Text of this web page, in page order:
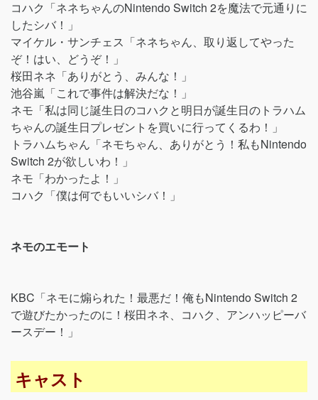
コハク「ネネちゃんのNintendo Switch 2を魔法で元通りに
したシバ！」
マイケル・サンチェス「ネネちゃん、取り返してやった
ぞ！はい、どうぞ！」
桜田ネネ「ありがとう、みんな！」
池谷嵐「これで事件は解決だな！」
ネモ「私は同じ誕生日のコハクと明日が誕生日のトラハム
ちゃんの誕生日プレゼントを買いに行ってくるわ！」
トラハムちゃん「ネモちゃん、ありがとう！私もNintendo
Switch 2が欲しいわ！」
ネモ「わかったよ！」
コハク「僕は何でもいいシバ！」
ネモのエモート
KBC「ネモに煽られた！最悪だ！俺もNintendo Switch 2
で遊びたかったのに！桜田ネネ、コハク、アンハッピーバ
ースデー！」
キャスト